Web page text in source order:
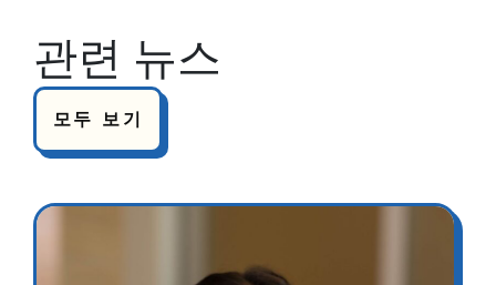
관련 뉴스
모두 보기